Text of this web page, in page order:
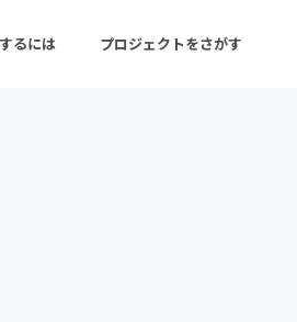
るには プロジェクトをさがす
ジェクト